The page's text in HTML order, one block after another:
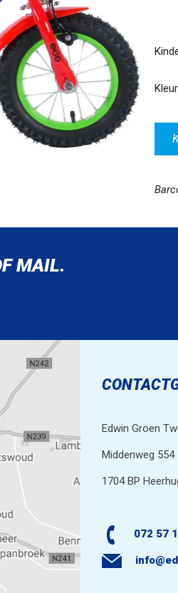
MAIL.
Edwin Groen
Middenweg 554
1704 BP
072 57